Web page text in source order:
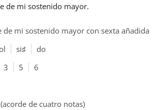
de mi sostenido mayor.
de mi sostenido mayor con sexta añadida
si♯ do
3 5 6
de cuatro notas)